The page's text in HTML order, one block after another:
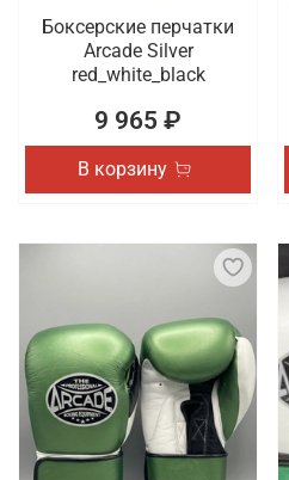
Боксерские перчатки
Arcade Silver
red_white_black
9 965 ₽
В корзину